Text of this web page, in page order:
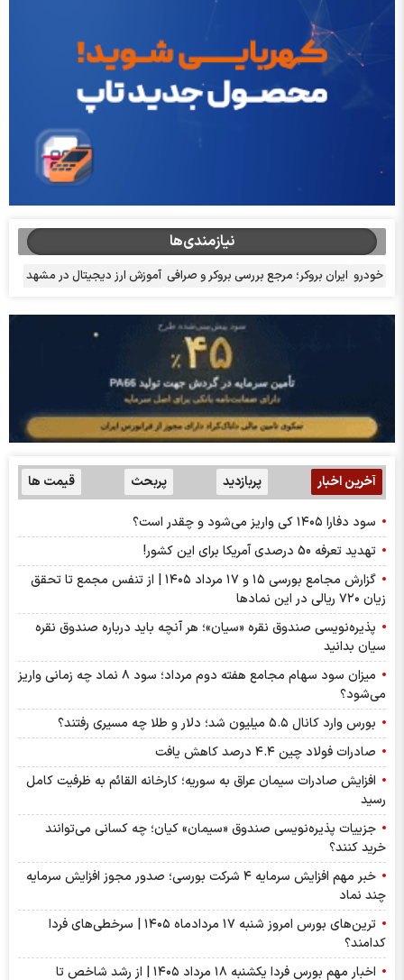
نیازمندی‌ها
خودرو ایران بروکر؛ مرجع بررسی بروکر و صرافی آموزش ارز دیجیتال در مشهد
آخرین اخبار پربازدید پربحث قیمت ها
سود دفارا ۱۴۰۵ کی واریز می‌شود و چقدر است؟
تهدید تعرفه 50 درصدی آمریکا برای این کشور!
گزارش مجامع بورسی ۱۵ و ۱۷ مرداد ۱۴۰۵ | از تنفس مجمع تا تحقق
زیان ۷۲۰ ریالی در این نماد‌ها
پذیره‌نویسی صندوق نقره «سیان»؛ هر آنچه باید درباره صندوق نقره
سیان بدانید
میزان سود سهام مجامع هفته دوم مرداد؛ سود ۸ نماد چه زمانی واریز
می‌شود؟
بورس وارد کانال ۵.۵ میلیون شد؛ دلار و طلا چه مسیری رفتند؟
صادرات فولاد چین ۴.۴ درصد کاهش یافت
افزایش صادرات سیمان عراق به سوریه؛ کارخانه القائم به ظرفیت کامل
رسید
جزییات پذیره‌نویسی صندوق «سیمان» کیان؛ چه کسانی می‌توانند
خرید کنند؟
خبر مهم افزایش سرمایه ۴ شرکت بورسی؛ صدور مجوز افزایش سرمایه
چند نماد
ترین‌های بورس امروز شنبه ۱۷ مردادماه ۱۴۰۵ | سرخطی‌های فردا
کدامند؟
اخبار مهم بورس فردا یکشنبه ۱۸ مرداد ۱۴۰۵ | از رشد شاخص تا